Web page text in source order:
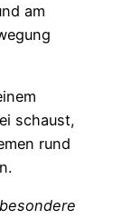
am
schaust,
rund